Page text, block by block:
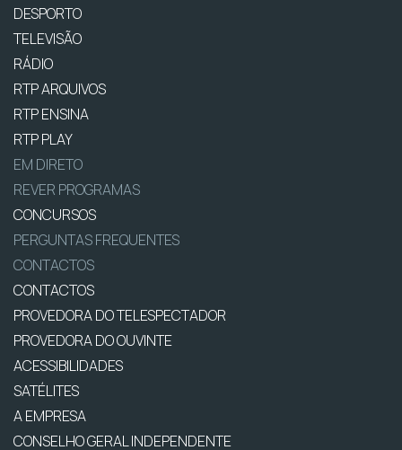
DESPORTO
TELEVISÃO
RÁDIO
RTP ARQUIVOS
RTP ENSINA
RTP PLAY
EM DIRETO
REVER PROGRAMAS
CONCURSOS
PERGUNTAS FREQUENTES
CONTACTOS
CONTACTOS
PROVEDORA DO TELESPECTADOR
PROVEDORA DO OUVINTE
ACESSIBILIDADES
SATÉLITES
A EMPRESA
CONSELHO GERAL INDEPENDENTE